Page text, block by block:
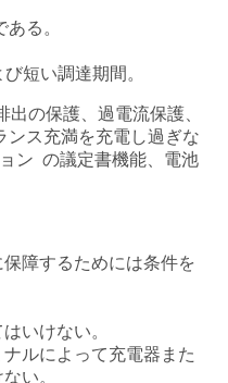
る。
短い調達期間。
出の保護、過電流保護、
ンス充満を充電し過ぎな
ン の議定書機能、電池
障するためには条件を
いけない。
ルによって充電器また
い。